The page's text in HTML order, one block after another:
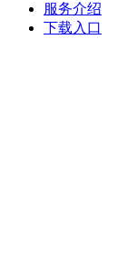
服务介绍
下载入口